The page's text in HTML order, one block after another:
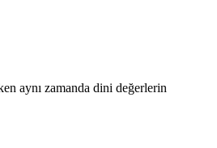
aynı zamanda dini değerlerin